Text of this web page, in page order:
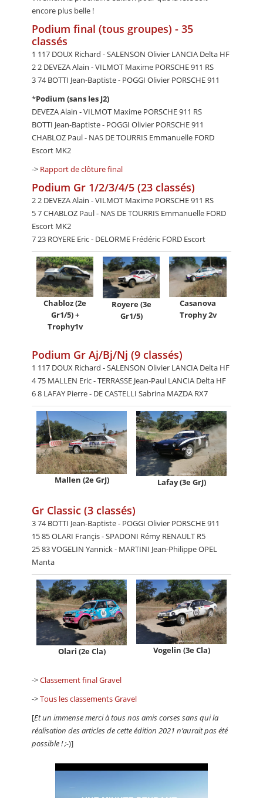
encore plus belle !
Podium final (tous groupes) - 35
classés
1 117 DOUX Richard - SALENSON Olivier LANCIA Delta HF
2 2 DEVEZA Alain - VILMOT Maxime PORSCHE 911 RS
3 74 BOTTI Jean-Baptiste - POGGI Olivier PORSCHE 911
*Podium (sans les J2)
DEVEZA Alain - VILMOT Maxime PORSCHE 911 RS
BOTTI Jean-Baptiste - POGGI Olivier PORSCHE 911
CHABLOZ Paul - NAS DE TOURRIS Emmanuelle FORD
Escort MK2
-> Rapport de clôture final
Podium Gr 1/2/3/4/5 (23 classés)
2 2 DEVEZA Alain - VILMOT Maxime PORSCHE 911 RS
5 7 CHABLOZ Paul - NAS DE TOURRIS Emmanuelle FORD
Escort MK2
7 23 ROYERE Eric - DELORME Frédéric FORD Escort
Chabloz (2e
Gr1/5) +
Trophy1v
Royere (3e
Gr1/5)
Casanova
Trophy 2v
Podium Gr Aj/Bj/Nj (9 classés)
1 117 DOUX Richard - SALENSON Olivier LANCIA Delta HF
4 75 MALLEN Eric - TERRASSE Jean-Paul LANCIA Delta HF
6 8 LAFAY Pierre - DE CASTELLI Sabrina MAZDA RX7
Mallen (2e GrJ) Lafay (3e GrJ)
Gr Classic (3 classés)
3 74 BOTTI Jean-Baptiste - POGGI Olivier PORSCHE 911
15 85 OLARI Françis - SPADONI Rémy RENAULT R5
25 83 VOGELIN Yannick - MARTINI Jean-Philippe OPEL
Manta
Olari (2e Cla) Vogelin (3e Cla)
->Classement final Gravel
->Tous les classements Gravel
[Et un immense merci à tous nos amis corses sans qui la
réalisation des articles de cette édition 2021 n’aurait pas été
possible ! ;-)]